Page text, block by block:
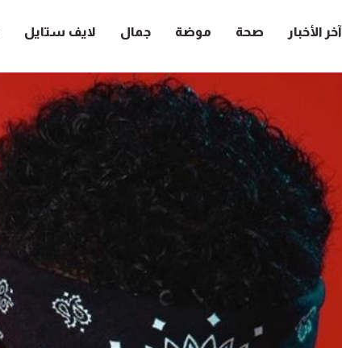
آخر الأخبار صحة موضة جمال لايف ستايل